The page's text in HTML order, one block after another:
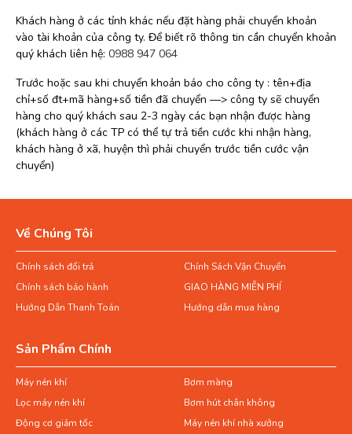
Khách hàng ở các tỉnh khác nếu đặt hàng phải chuyển khoản
vào tài khoản của công ty. Để biết rõ thông tin cần chuyển khoản
quý khách liên hệ: 0988 947 064
Trước hoặc sau khi chuyển khoản báo cho công ty : tên+địa
chỉ+số đt+mã hàng+số tiền đã chuyển —> công ty sẽ chuyển
hàng cho quý khách sau 2-3 ngày các bạn nhận được hàng
(khách hàng ở các TP có thể tự trả tiền cước khi nhận hàng,
khách hàng ở xã, huyện thì phải chuyển trước tiền cước vận
chuyển)
Về Chúng Tôi
Chính sách đổi trả
Chính Sách Vận Chuyển
Chính sách bảo hành
GIAO HÀNG MIỄN PHÍ
Hướng Dẫn Thanh Toán
Hướng dẫn mua hàng
Sản Phẩm Chính
Máy nén khí
Bơm màng
Lọc máy nén khí
Bơm hút chân không
Động cơ giảm tốc
Máy nén khí nhà xưởng